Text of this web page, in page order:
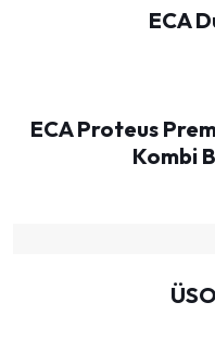
ECA
ECA Proteus
Kombi